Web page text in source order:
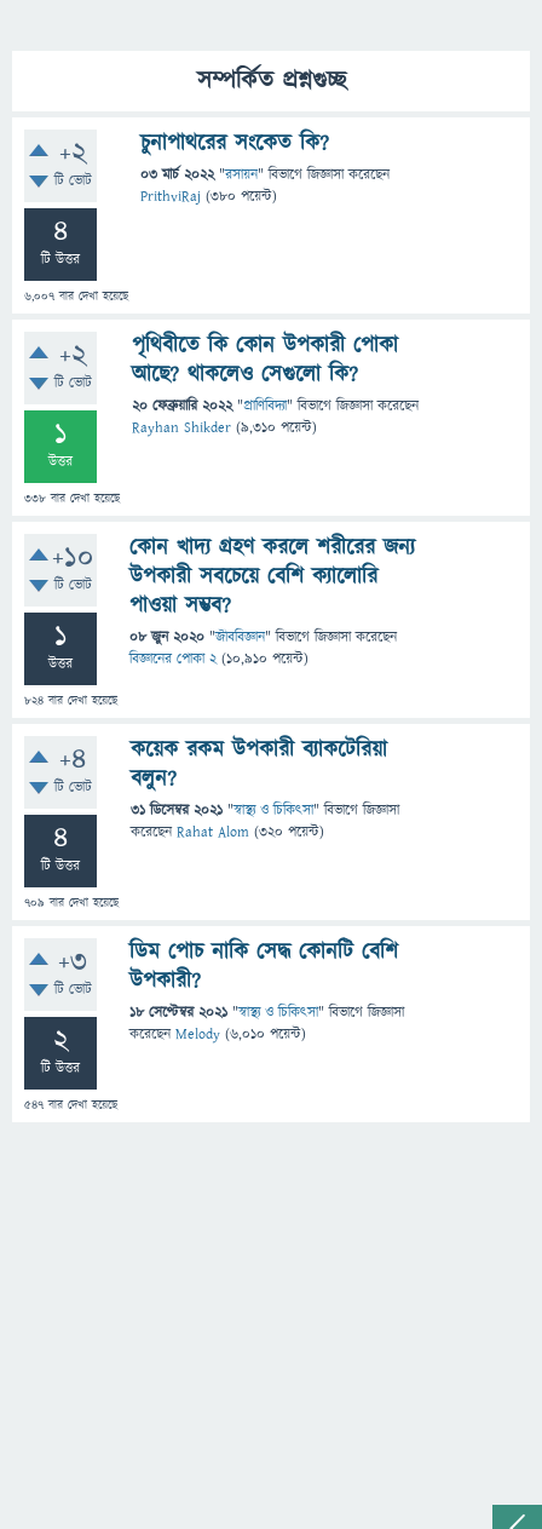
সম্পর্কিত প্রশ্নগুচ্ছ
+2
টি ভোট
4
টি উত্তর
6,007 বার দেখা হয়েছে
চুনাপাথরের সংকেত কি?
03 মার্চ 2022 "রসায়ন" বিভাগে জিজ্ঞাসাকরেছেন
PrithviRaj (380 পয়েন্ট)
+2
টি ভোট
1
উত্তর
338 বার দেখা হয়েছে
পৃথিবীতে কি কোন উপকারী পোকা
আছে? থাকলেও সেগুলো কি?
20 ফেব্রুয়ারি 2022 "প্রাণিবিদ্যা" বিভাগে জিজ্ঞাসাকরেছেন
Rayhan Shikder (9,310 পয়েন্ট)
+10
টি ভোট
1
উত্তর
824 বার দেখা হয়েছে
কোন খাদ্য গ্রহণ করলে শরীরের জন্য
উপকারী সবচেয়ে বেশি ক্যালোরি
পাওয়া সম্ভব?
08 জুন 2020 "জীববিজ্ঞান" বিভাগে জিজ্ঞাসাকরেছেন
বিজ্ঞানের পোকা 2 (10,910 পয়েন্ট)
+4
টি ভোট
4
টি উত্তর
709 বার দেখা হয়েছে
কয়েক রকম উপকারী ব্যাকটেরিয়া
বলুন?
31 ডিসেম্বর 2021 "স্বাস্থ্য ও চিকিৎসা" বিভাগে জিজ্ঞাসা
করেছেনRahat Alom (320 পয়েন্ট)
+3
টি ভোট
2
টি উত্তর
547 বার দেখা হয়েছে
ডিম পোচ নাকি সেদ্ধ কোনটি বেশি
উপকারী?
18 সেপ্টেম্বর 2021 "স্বাস্থ্য ও চিকিৎসা" বিভাগে জিজ্ঞাসা
করেছেনMelody (6,010 পয়েন্ট)